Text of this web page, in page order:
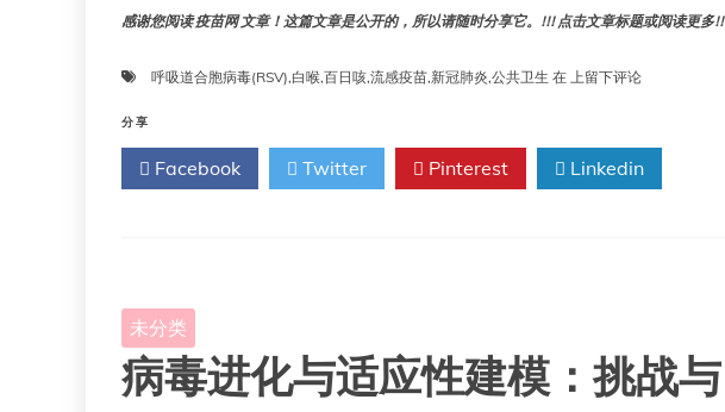
感谢您阅读 疫苗网 文章！这篇文章是公开的，所以请随时分享它。!!! 点击文章标题或阅读更多
呼吸道合胞病毒(RSV),白喉,百日咳,流感疫苗,新冠肺炎,公共卫生 在 妇
权
威
协
制
上留下评论
分享
Facebook Twitter Pinterest Linkedin
未分类
病毒进化与适应性建模：挑战